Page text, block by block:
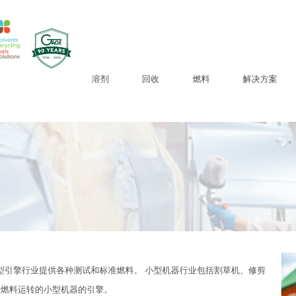
溶剂 回收 燃料 解决方案
擎行业提供各种测试和标准燃料。 小型机器行业包括割草机、修剪
料运转的小型机器的引擎。